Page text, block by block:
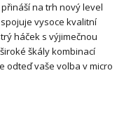
na trh nový level
vysoce kvalitní
háček s výjimečnou
škály kombinací
odteď vaše volba v micro